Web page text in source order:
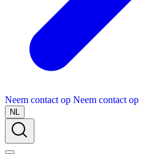
Neem contact op Neem contact op
NL